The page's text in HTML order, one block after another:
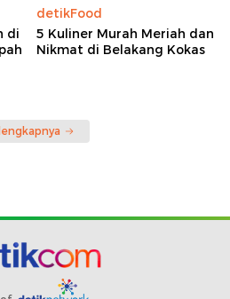
di
detikFood
5 Kuliner Murah Meriah dan
Nikmat di Belakang Kokas